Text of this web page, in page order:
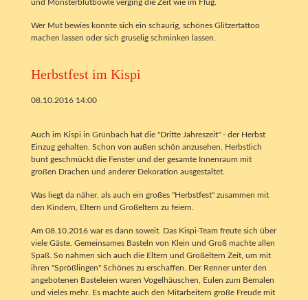
und Monsterblutbowle verging die Zeit wie im Flug.
Wer Mut bewies konnte sich ein schaurig, schönes Glitzertattoo
machen lassen oder sich gruselig schminken lassen.
Herbstfest im Kispi
08.10.2016 14:00
Auch im Kispi in Grünbach hat die "Dritte Jahreszeit" - der Herbst
Einzug gehalten. Schon von außen schön anzusehen. Herbstlich
bunt geschmückt die Fenster und der gesamte Innenraum mit
großen Drachen und anderer Dekoration ausgestaltet.
Was liegt da näher, als auch ein großes "Herbstfest" zusammen mit
den Kindern, Eltern und Großeltern zu feiern.
Am 08.10.2016 war es dann soweit. Das Kispi-Team freute sich über
viele Gäste. Gemeinsames Basteln von Klein und Groß machte allen
Spaß. So nahmen sich auch die Eltern und Großeltern Zeit, um mit
ihren "Sprößlingen" Schönes zu erschaffen. Der Renner unter den
angebotenen Basteleien waren Vogelhäuschen, Eulen zum Bemalen
und vieles mehr. Es machte auch den Mitarbeitern große Freude mit